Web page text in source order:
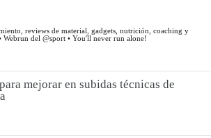
mejorar en subidas técnicas de